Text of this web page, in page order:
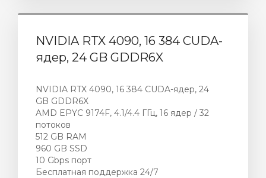
NVIDIA RTX 4090, 16 384 CUDA-
ядер, 24 GB GDDR6X
NVIDIA RTX 4090, 16 384 CUDA-ядер, 24
GB GDDR6X
AMD EPYC 9174F, 4.1/4.4 ГГц, 16 ядер / 32
потоков
512 GB RAM
960 GB SSD
10 Gbps порт
Бесплатная поддержка 24/7